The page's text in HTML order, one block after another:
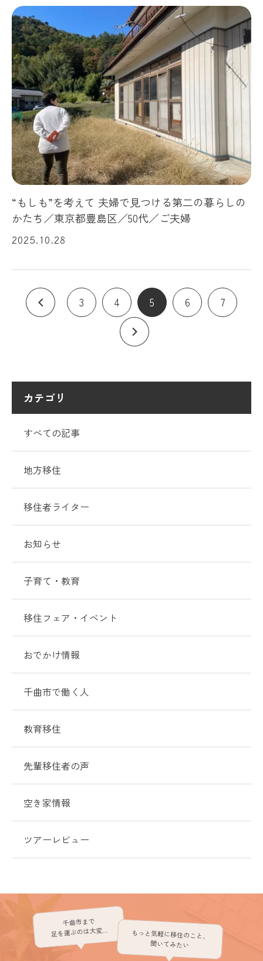
“もしも”を考えて 夫婦で見つける第二の暮らしの
かたち／東京都豊島区／50代／ご夫婦
2025.10.28
3 4 5 6 7
カテゴリ
すべての記事
地方移住
移住者ライター
お知らせ
子育て・教育
移住フェア・イベント
おでかけ情報
千曲市で働く人
教育移住
先輩移住者の声
空き家情報
ツアーレビュー
千曲市まで
足を運ぶのは大変… もっと気軽に移住のこと、
聞いてみたい